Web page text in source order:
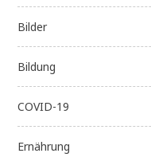
Bilder
Bildung
COVID-19
Ernährung